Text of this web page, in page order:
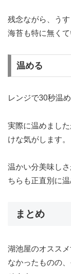
残念ながら、う
海苔も特に無く
温める
レンジで30秒温
実際に温めまし
けな気がします。
温かい分美味し
ちらも正直別に
まとめ
湖池屋のオスス
なかったものの